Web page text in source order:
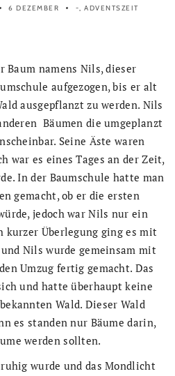
6 DEZEMBER -,ADVENTSZEIT
namens Nils, dieser
aufgezogen, bis er alt
ausgepflanzt zu werden. Nils
Bäumen die umgeplanzt
Seine Äste waren
war es eines Tages an der Zeit,
In der Baumschule hatte man
gemacht, ob er die ersten
jedoch war Nils nur ein
kurzer Überlegung ging es mit
Nils wurde gemeinsam mit
Umzug fertig gemacht. Das
und hatte überhaupt keine
Wald. Dieser Wald
es standen nur Bäume darin,
werden sollten.
wurde und das Mondlicht